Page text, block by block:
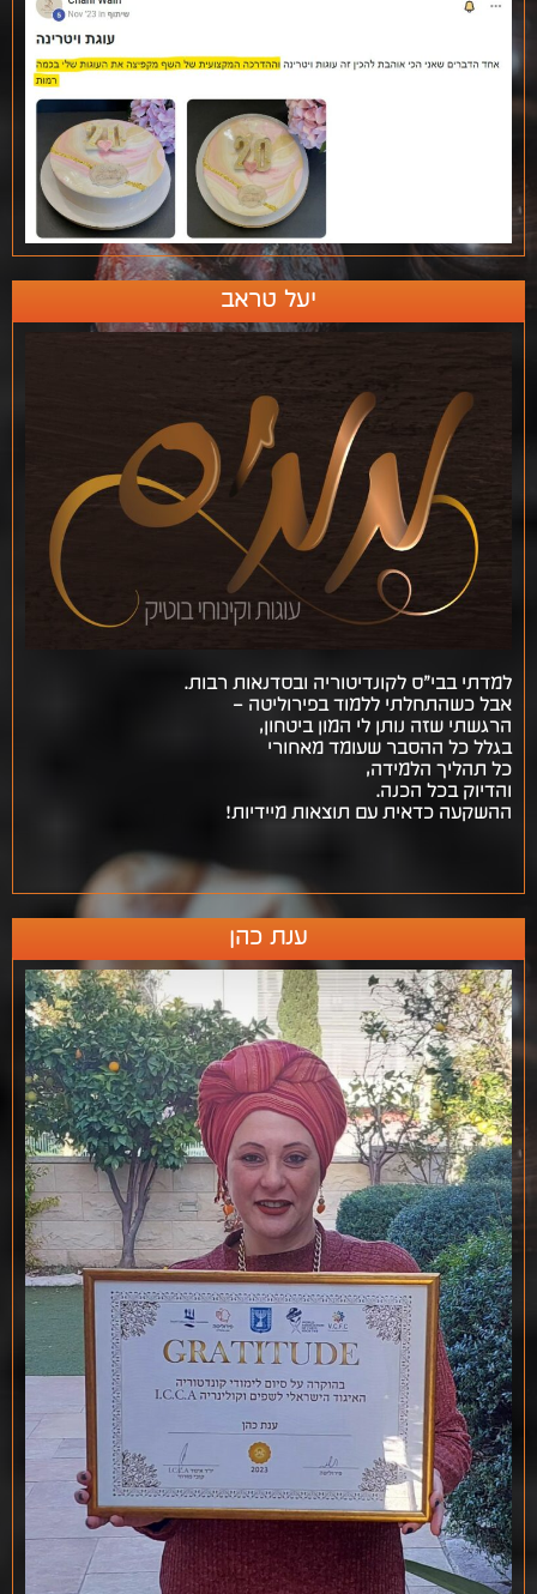
יעל טראב
למדתי בבי”ס לקונדיטוריה ובסדנאות רבות.
אבל כשהתחלתי ללמוד בפירוליטה –
הרגשתי שזה נותן לי המון ביטחון,
בגלל כל ההסבר שעומד מאחורי
כל תהליך הלמידה,
והדיוק בכל הכנה.
ההשקעה כדאית עם תוצאות מיידיות!
ענת כהן